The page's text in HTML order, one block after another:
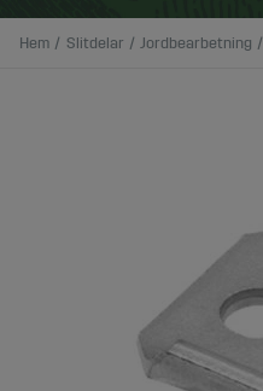
Hem Slitdelar Jordbearbetning